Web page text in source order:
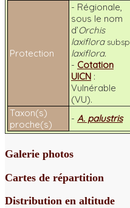
Protection
- Régionale,
sous le nom
d’Orchis
laxiflora subsp.
laxiflora.
- Cotation
UICN :
Vulnérable
(VU).
Taxon(s)
proche(s)
- A. palustris
Galerie photos
Cartes de répartition
Distribution en altitude